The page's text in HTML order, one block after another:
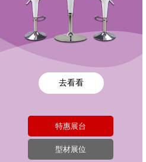
特惠展台
去看看
型材展位